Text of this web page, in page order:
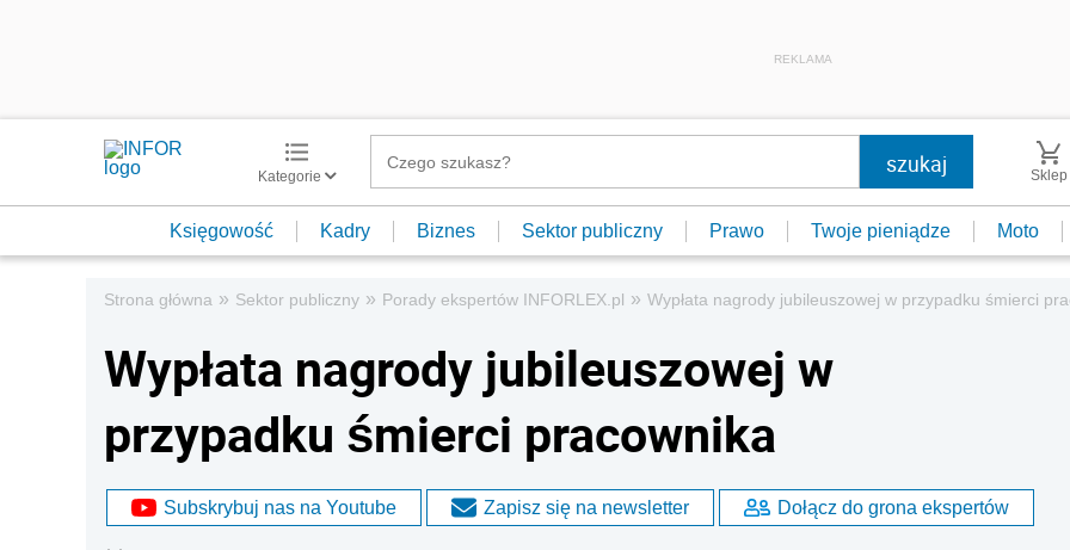
REKLAMA
Kategorie Sklep
Księgowość Kadry Biznes Sektor publiczny Prawo Twoje pieniądze Moto
Strona główna » Sektor publiczny » Porady ekspertów INFORLEX.pl » Wypłata nagrody jubileuszowej w przypadku śmierci
Wypłata nagrody jubileuszowej w
przypadku śmierci pracownika
Subskrybuj nas na Youtube Zapisz się na newsletter Dołącz do grona ekspertów